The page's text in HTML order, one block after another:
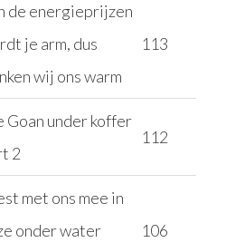
de energieprijzen
je arm, dus
wij ons warm
113
Goan under koffer
2
112
met ons mee in
onder water
106